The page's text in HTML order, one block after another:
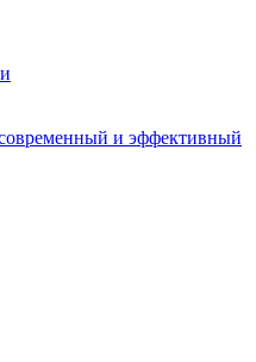
современный и эффективный